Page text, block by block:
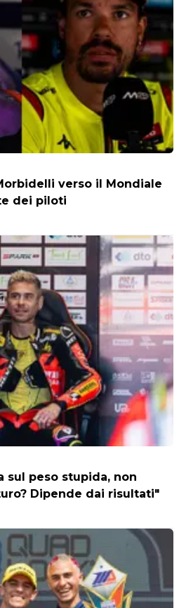
verso il Mondiale
dei piloti
sul peso stupida, non
Dipende dai risultati"